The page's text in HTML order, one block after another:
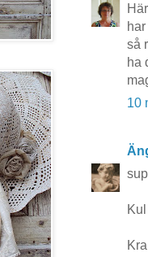
så
ha
10